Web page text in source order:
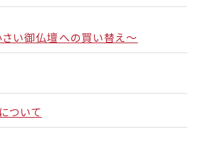
い御仏壇への買い替え～
ついて